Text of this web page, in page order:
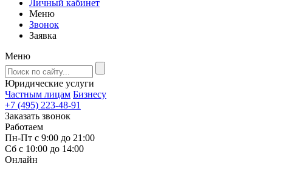
Личный кабинет
Меню
Звонок
Заявка
Меню
Юридические услуги
Частным лицам Бизнесу
+7 (495) 223-48-91
Заказать звонок
Работаем
Пн-Пт с 9:00 до 21:00
Сб с 10:00 до 14:00
Онлайн